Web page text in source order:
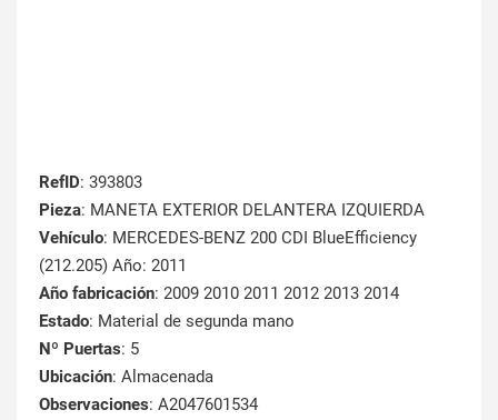
RefID: 393803
Pieza: MANETA EXTERIOR DELANTERA IZQUIERDA
Vehículo: MERCEDES-BENZ 200 CDI BlueEfficiency
(212.205) Año: 2011
Año fabricación: 2009 2010 2011 2012 2013 2014
Estado: Material de segunda mano
Nº Puertas: 5
Ubicación: Almacenada
Observaciones: A2047601534